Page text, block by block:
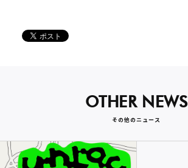
OTHER NEWS
その他のニュース